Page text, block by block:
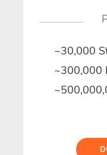
~30,000
~300,000